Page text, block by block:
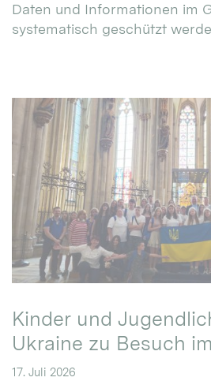
Daten und Informationen im
systematisch geschützt
Kinder und
Ukraine zu Besuch
17. Juli 2026